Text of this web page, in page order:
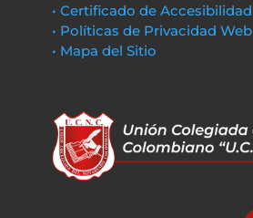
• Certificado de Accesibilidad
• Políticas de Privacidad Web
• Mapa del Sitio